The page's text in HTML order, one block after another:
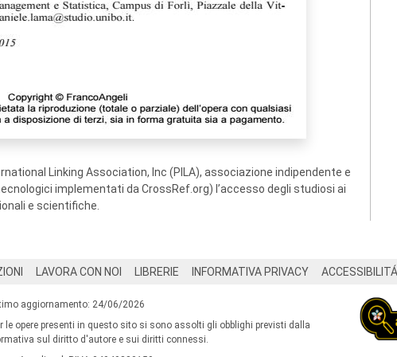
Linking Association, Inc (PILA), associazione indipendente e
implementati da CrossRef.org) l’accesso degli studiosi ai
e scientifiche.
LAVORA CON NOI LIBRERIE INFORMATIVA PRIVACY ACCESSIBILITÁ
aggiornamento: 24/06/2026
le opere presenti in questo sito si sono assolti gli obblighi previsti dalla
sul diritto d'autore e sui diritti connessi.